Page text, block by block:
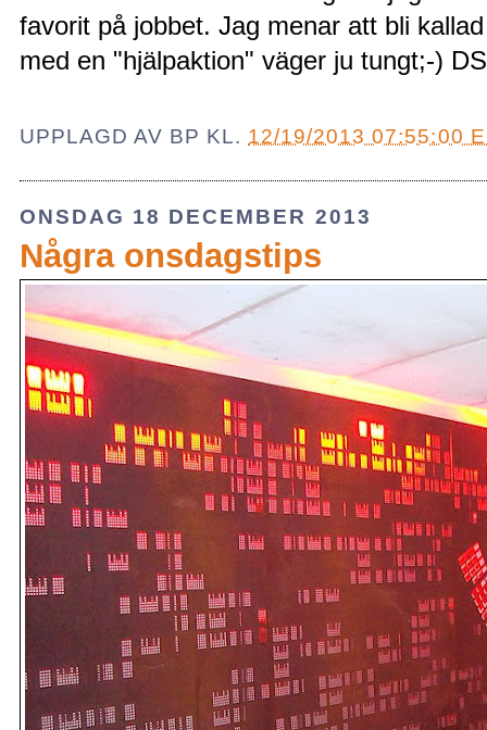
favorit på jobbet. Jag menar att bli
med en "hjälpaktion" väger ju tungt;-)
UPPLAGD AV BP KL. 12/19/2013 07:55:00
ONSDAG 18 DECEMBER 2013
Några onsdagstips